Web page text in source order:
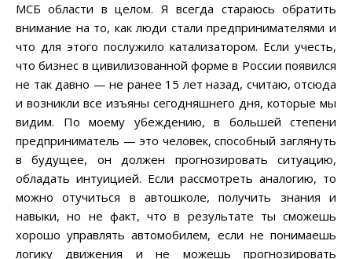
МСБ области в целом. Я всегда стараюсь обратить
внимание на то, как люди стали предпринимателями и
что для этого послужило катализатором. Если учесть,
что бизнес в цивилизованной форме в России появился
не так давно — не ранее 15 лет назад, считаю, отсюда
и возникли все изъяны сегодняшнего дня, которые мы
видим. По моему убеждению, в большей степени
предприниматель — это человек, способный заглянуть
в будущее, он должен прогнозировать ситуацию,
обладать интуицией. Если рассмотреть аналогию, то
можно отучиться в автошколе, получить знания и
навыки, но не факт, что в результате ты сможешь
хорошо управлять автомобилем, если не понимаешь
логику движения и не можешь прогнозировать